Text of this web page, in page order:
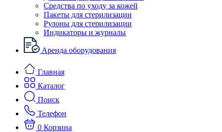
Средства по уходу за кожей
Пакеты для стерилизации
Рулоны для стерилизации
Индикаторы и журналы
Аренда оборудования
Главная
Каталог
Поиск
Телефон
0 Корзина